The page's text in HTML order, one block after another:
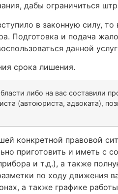
дабы ограничиться
в законную силу,
Подготовка и подача
данной
срока лишения.
либо на вас составили
(автоюриста, адвоката),
конкретной правовой
приготовить и иметь с
и т.д.), а также
по ходу движения
а также графике